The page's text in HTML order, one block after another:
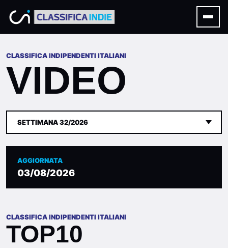
CLASSIFICA INDIPENDENTI ITALIANI
VIDEO
SETTIMANA 32/2026
AGGIORNATA
03/08/2026
CLASSIFICA INDIPENDENTI ITALIANI
TOP10